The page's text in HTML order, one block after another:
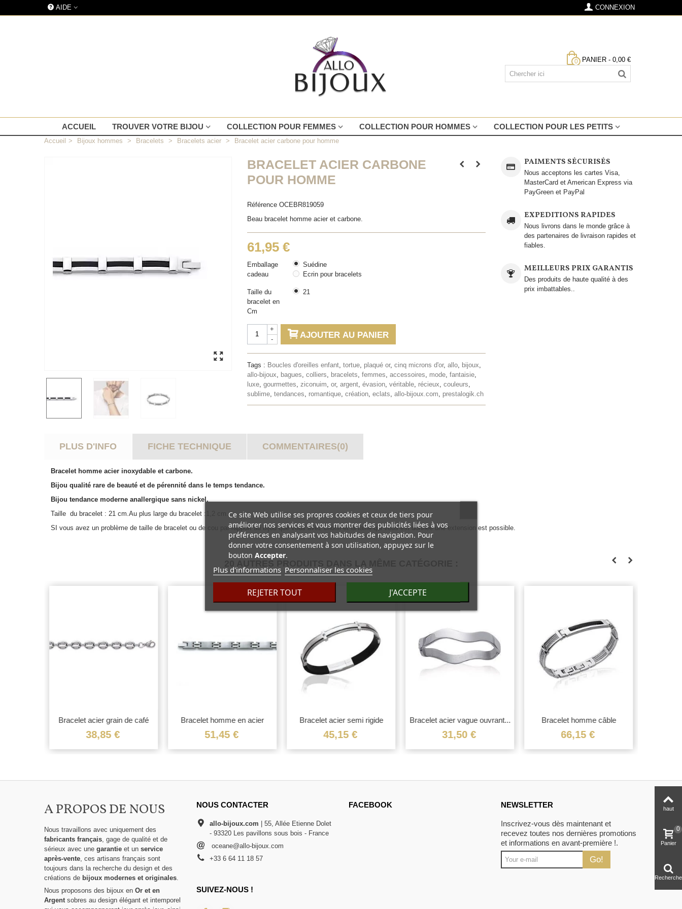
AIDE CONNEXION
0 PANIER - 0,00 €
ACCUEIL TROUVER VOTRE BIJOU COLLECTION POUR FEMMES COLLECTION POUR HOMMES COLLECTION POUR LES PETITS
Accueil > Bijoux hommes > Bracelets > Bracelets acier > Bracelet acier carbone pour homme
BRACELET ACIER CARBONE
POUR HOMME
Référence OCEBR819059
Beau bracelet homme acier et carbone.
61,95 €
Emballage
cadeau
Suédine
Ecrin pour bracelets
Taille du
bracelet en
Cm
21
-
+
AJOUTER AU PANIER
Tags : Boucles d'oreilles enfant, tortue, plaqué or, cinq microns d'or, allo, bijoux,
allo-bijoux, bagues, colliers, bracelets, femmes, accessoires, mode, fantaisie,
luxe, gourmettes, ziconuim, or, argent, évasion, véritable, récieux, couleurs,
sublime, tendances, romantique, création, eclats, allo-bijoux.com, prestalogik.ch
PAIMENTS SÉCURISÉS
Nous acceptons les cartes Visa,
MasterCard et American Express via
PayGreen et PayPal
EXPEDITIONS RAPIDES
Nous livrons dans le monde grâce à
des partenaires de livraison rapides et
fiables.
MEILLEURS PRIX GARANTIS
Des produits de haute qualité à des
prix imbattables..
PLUS D'INFO FICHE TECHNIQUE COMMENTAIRES(0)
Bracelet homme acier inoxydable et carbone.
Bijou qualité rare de beauté et de pérennité dans le temps tendance.
Bijou tendance moderne anallergique sans nickel.
Taille du bracelet : 21 cm.Au plus large du bracelet :1,2 cm.
SI vous avez un problème de taille de bracelet ou de cou par rapport au bijou que vous avez choisi et la taille qui vous est donnée une extension est possible.
Bracelet acier grain de café
38,85 €
Bracelet homme en acier
51,45 €
Bracelet acier semi rigide
45,15 €
Bracelet acier vague ouvrant...
31,50 €
Bracelet homme câble
torsadé...
66,15 €
A PROPOS DE NOUS
Nous travaillons avec uniquement des
fabricants français , gage de qualité et de
sérieux avec une garantie et un service
après-vente , ces artisans français sont
toujours dans la recherche du design et des
créations de bijoux modernes et originales
Nous proposons des bijoux en Or et en
Argent sobres au design élégant et intemporel
NOUS CONTACTER
allo-bijoux.com | 55, Allée Etienne Dolet
- 93320 Les pavillons sous bois - France
oceane@allo-bijoux.com
+33 6 64 11 18 57
FACEBOOK NEWSLETTER
Inscrivez-vous dès maintenant et
recevez toutes nos dernières promotions
et informations en avant-première !.
Go!
SUIVEZ-NOUS !
Ce site Web utilise ses propres cookies et ceux de tiers pour
améliorer nos services et vous montrer des publicités liées à vos
préférences en analysant vos habitudes de navigation. Pour
donner votre consentement à son utilisation, appuyez sur le
bouton Accepter.
Plus d'informations Personnaliser les cookies
REJETER TOUT J'ACCEPTE
haut
Panier
0